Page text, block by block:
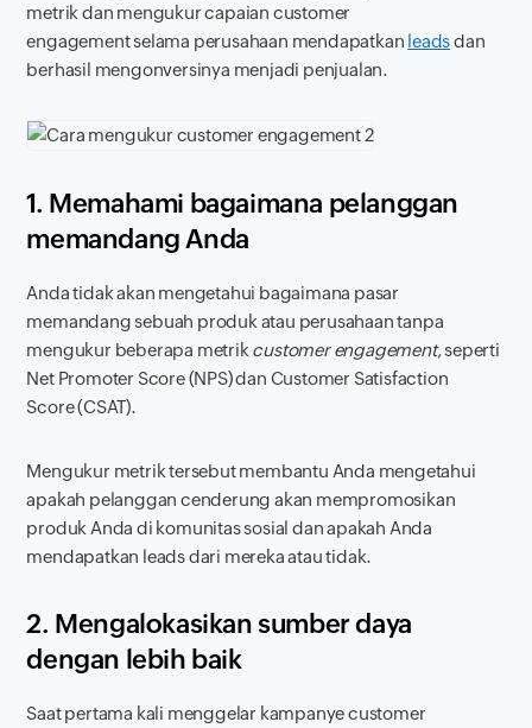
metrik dan mengukur capaian customer
engagementselama perusahaan mendapatkan leadsdan
berhasil mengonversinya menjadi penjualan.
1. Memahami bagaimana pelanggan
memandang Anda
Anda tidak akan mengetahui bagaimana pasar
memandang sebuah produk atau perusahaan tanpa
mengukur beberapa metrik customer engagement, seperti
Net Promoter Score(NPS) dan Customer Satisfaction
Score(CSAT).
Mengukur metrik tersebut membantu Anda mengetahui
apakah pelanggan cenderung akan mempromosikan
produk Anda di komunitas sosial dan apakah Anda
mendapatkan leadsdari mereka atau tidak.
2. Mengalokasikan sumber daya
dengan lebih baik
Saat pertama kali menggelar kampanyecustomer